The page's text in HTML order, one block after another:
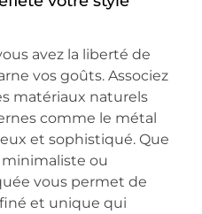
avez la liberté de
vos goûts. Associez
matériaux naturels
comme le métal
et sophistiqué. Que
ou
vous permet de
et unique qui